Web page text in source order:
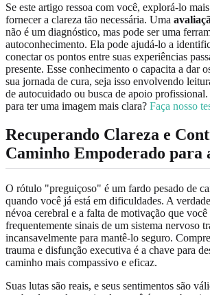
Se este artigo ressoa com você, explorá-lo
fornecer a clareza tão necessária. Uma
não é um diagnóstico, mas pode ser uma
autoconhecimento. Ela pode ajudá-lo a
conectar os pontos entre suas experiências
presente. Esse conhecimento o capacita a dar
sua jornada de cura, seja isso envolvendo
de autocuidado ou busca de apoio
para ter uma imagem mais clara? Faça nosso
Recuperando Clareza e
Caminho Empoderado para
O rótulo "preguiçoso" é um fardo pesado de
quando você já está em dificuldades. A
névoa cerebral e a falta de motivação que você
frequentemente sinais de um sistema nervoso
incansavelmente para mantê-lo seguro.
trauma e disfunção executiva é a chave para
caminho mais compassivo e eficaz.
Suas lutas são reais, e seus sentimentos são